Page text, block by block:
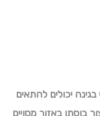
יכולים להתאים
בוסתן באזור מסויים